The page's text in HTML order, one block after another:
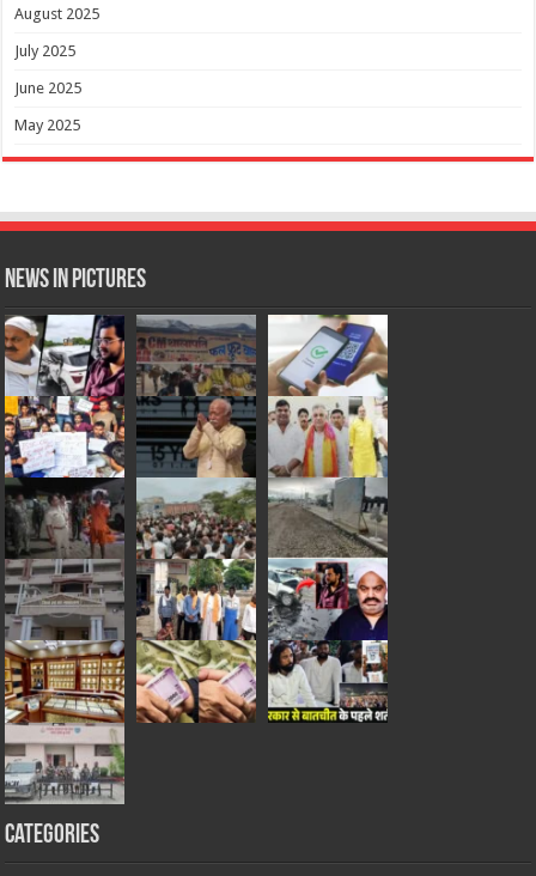
August 2025
July 2025
June 2025
May 2025
News in Pictures
Categories